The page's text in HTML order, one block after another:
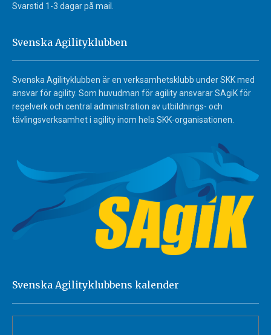
Svarstid 1-3 dagar på mail.
Svenska Agilityklubben
Svenska Agilityklubben är en verksamhetsklubb under SKK med
ansvar för agility. Som huvudman för agility ansvarar SAgiK för
regelverk och central administration av utbildnings- och
tävlingsverksamhet i agility inom hela SKK-organisationen.
Svenska Agilityklubbens kalender